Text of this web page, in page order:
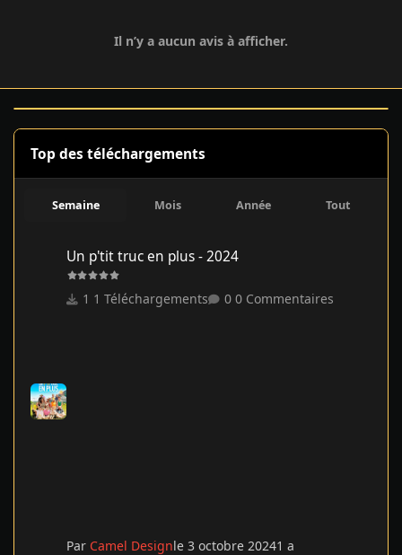
Il n’y a aucun avis à afficher.
Top des téléchargements
Semaine Mois Année Tout
Un p'tit truc en plus - 2024
1 Téléchargements 0 Commentaires
Par Camel Designle 3 octobre 20241 a